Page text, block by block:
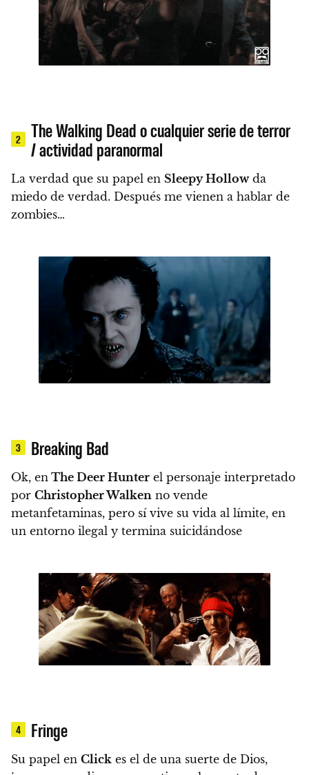
2
The Walking Dead o cualquier serie de terror
/ actividad paranormal
La verdad que su papel en Sleepy Hollowda
miedo de verdad. Después me vienen a hablar de
zombies…
3 Breaking Bad
Ok, en The Deer Hunter el personaje interpretado
por Christopher Walken no vende
metanfetaminas, pero sí vive su vida al límite, en
un entorno ilegal y termina suicidándose
4 Fringe
Su papel en Click es el de una suerte de Dios,